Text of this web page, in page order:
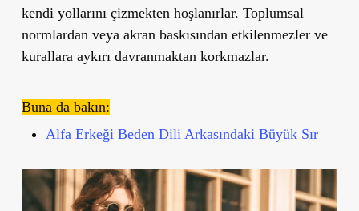
kendi yollarını çizmekten hoşlanırlar. Toplumsal
normlardan veya akran baskısından etkilenmezler ve
kurallara aykırı davranmaktan korkmazlar.
Buna da bakın:
Alfa Erkeği Beden Dili Arkasındaki Büyük Sır